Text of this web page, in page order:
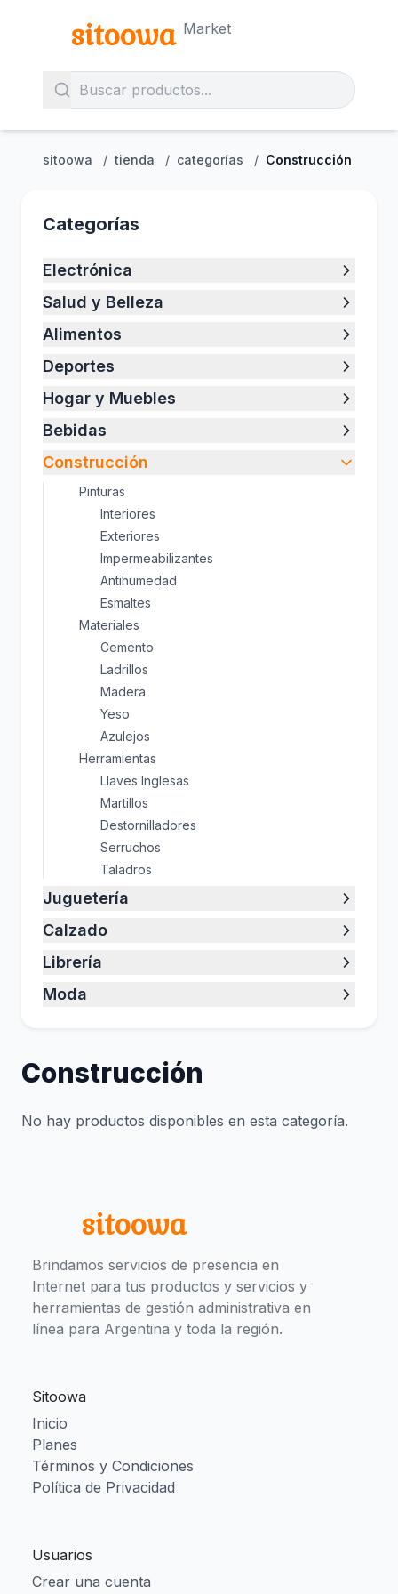
sitoowa Market
sitoowa / tienda / categorías / Construcción
Categorías
Electrónica
Salud y Belleza
Alimentos
Deportes
Hogar y Muebles
Bebidas
Construcción
Pinturas
Interiores
Exteriores
Impermeabilizantes
Antihumedad
Esmaltes
Materiales
Cemento
Ladrillos
Madera
Yeso
Azulejos
Herramientas
Llaves Inglesas
Martillos
Destornilladores
Serruchos
Taladros
Juguetería
Calzado
Librería
Moda
Construcción
No hay productos disponibles en esta categoría.
sitoowa
Brindamos servicios de presencia en
Internet para tus productos y servicios y
herramientas de gestión administrativa en
línea para Argentina y toda la región.
Sitoowa
Inicio
Planes
Términos y Condiciones
Política de Privacidad
Usuarios
Crear una cuenta